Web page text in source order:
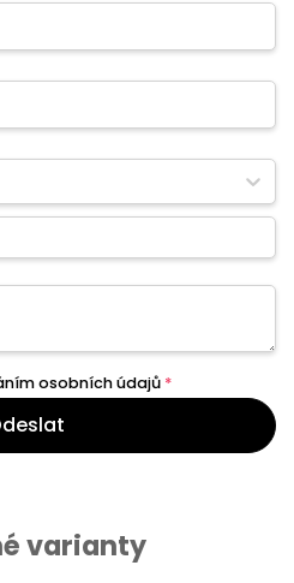
osobních údajů *
varianty